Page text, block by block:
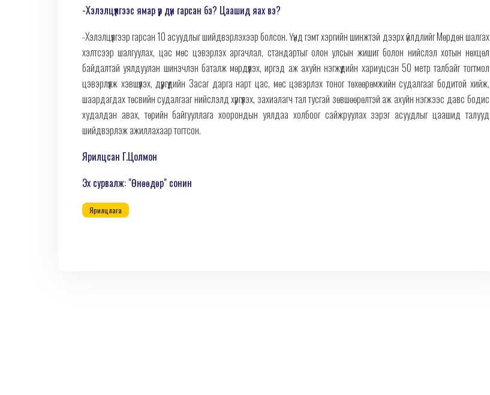
-Хэлэлцүүлгээс ямар үр дүн гарсан бэ? Цаашид яах вэ?
-Хэлэлцүүлгээр гарсан 10 асуудлыг шийдвэрлэхээр болсон. Үүнд гэмт хэргийн шинжтэй дээрх үйлдлийг Мөрдөн шалгах
хэлтсээр шалгуулах, цас мөс цэвэрлэх аргачлал, стандартыг олон улсын жишиг болон нийслэл хотын нөхцөл
байдалтай уялдуулан шинэчлэн баталж мөрдүүлэх, иргэд аж ахуйн нэгжүүдийн хариуцсан 50 метр талбайг тогтмол
цэвэрлүүлж хэвшүүлэх, дүүргүүдийн Засаг дарга нарт цас, мөс цэвэрлэх тоног төхөөрөмжийн судалгааг бодитой хийж,
шаардагдах төсвийн судалгааг нийслэлд хүргүүлэх, захиалагч тал тусгай зөвшөөрөлтэй аж ахуйн нэгжээс давс бодис
худалдан авах, төрийн байгууллага хоорондын уялдаа холбоог сайжруулах зэрэг асуудлыг цаашид талууд
шийдвэрлэж ажиллахаар тогтсон.
Ярилцсан Г.Цолмон
Эх сурвалж: "Өнөөдөр" сонин
Ярилцлага